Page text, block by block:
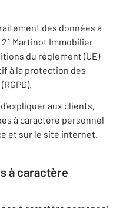
des données à
Martinot Immobilier
du règlement (UE)
à la protection des
aux clients,
à caractère personnel
et sur le site internet.
à caractère